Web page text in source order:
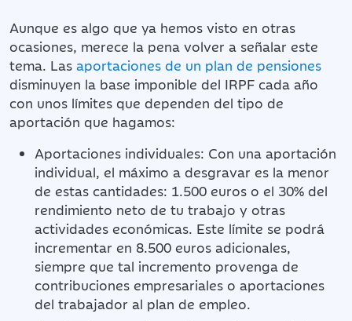
Aunque es algo que ya hemos visto en otras
ocasiones, merece la pena volver a señalar este
tema. Las aportaciones de un plan de pensiones
disminuyen la base imponible del IRPF cada año
con unos límites que dependen del tipo de
aportación que hagamos:
Aportaciones individuales: Con una aportación
individual, el máximo a desgravar es la menor
de estas cantidades: 1.500 euros o el 30% del
rendimiento neto de tu trabajo y otras
actividades económicas. Este límite se podrá
incrementar en 8.500 euros adicionales,
siempre que tal incremento provenga de
contribuciones empresariales o aportaciones
del trabajador al plan de empleo.